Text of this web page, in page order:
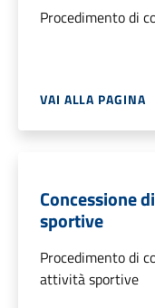
Procedimento di
VAI ALLA PAGINA
Concessione
sportive
Procedimento di
attività sportive